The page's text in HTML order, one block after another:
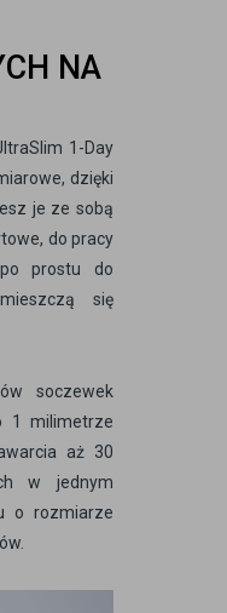
NA
1-Day
dzięki
je ze sobą
do pracy
prostu do
się
soczewek
1 milimetrze
aż 30
w jednym
o rozmiarze